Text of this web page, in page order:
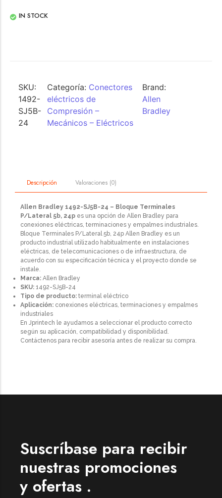
IN STOCK
SKU:
1492-
SJ5B-
24
Categoría: Conectores
eléctricos de
Compresión –
Mecánicos – Eléctricos
Brand:
Allen
Bradley
Descripción Valoraciones (0)
Allen Bradley 1492-SJ5B-24 – Bloque Terminales
P/Lateral 5b, 24p es una opción de Allen Bradley para
conexiones eléctricas, terminaciones y empalmes industriales.
Bloque Terminales P/Lateral 5b, 24p Allen Bradley es un
producto industrial utilizado habitualmente en instalaciones
eléctricas, de telecomunicaciones o de infraestructura, de
acuerdo con su especificación técnica y el proyecto donde se
instale.
Marca: Allen Bradley
SKU: 1492-SJ5B-24
Tipo de producto: terminal eléctrico
Aplicación: conexiones eléctricas, terminaciones y empalmes
industriales
En Jprintech le ayudamos a seleccionar el producto correcto
según su aplicación, compatibilidad y disponibilidad.
Contáctenos para recibir asesoría antes de realizar su compra.
Suscríbase para recibir
nuestras promociones
y ofertas .